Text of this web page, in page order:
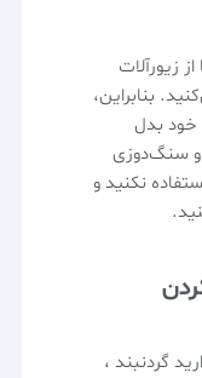
زیورآلات
بنابراین،
خود بدل
و سنگ‌دوزی
نکنید و
گردنبند ،